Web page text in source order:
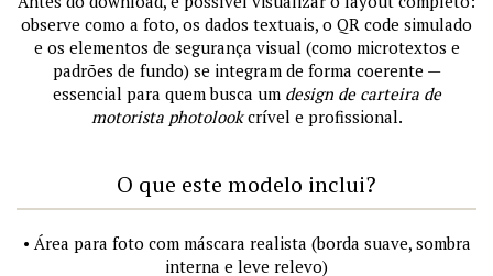
observe como a foto, os dados textuais, o QR code simulado
e os elementos de segurança visual (como microtextos e
padrões de fundo) se integram de forma coerente —
essencial para quem busca um design de carteira de
motorista photolookcrível e profissional.
O que este modelo inclui?
• Área para foto com máscara realista (borda suave, sombra
interna e leve relevo)